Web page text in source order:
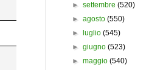
►settembre (520)
►agosto (550)
►
luglio (545)
►giugno (523)
►maggio (540)